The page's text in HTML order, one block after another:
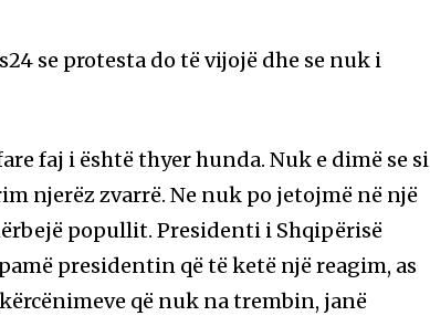
se protesta do të vijojë dhe se nuk i
faj i është thyer hunda. Nuk e dimë se si
njerëz zvarrë. Ne nuk po jetojmë në një
popullit. Presidenti i Shqipërisë
presidentin që të ketë një reagim, as
që nuk na trembin, janë